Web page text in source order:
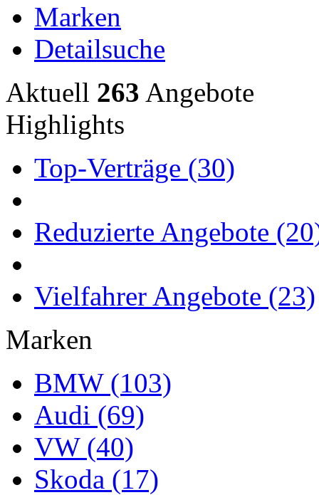
Marken
Detailsuche
Aktuell 263 Angebote
Highlights
Top-Verträge (30)
Reduzierte Angebote
Vielfahrer Angebote (23)
Marken
BMW (103)
Audi (69)
VW (40)
Skoda (17)